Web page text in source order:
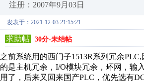
注册：2007年9月03日
发表于：2021-12-03 21:15:21
求助帖 30分-未结帖
之前系统用的西门子1513R系列冗余
的是主机冗余，I/O模块冗余，环网，输
用了，后来又回来国产PLC，优先选有